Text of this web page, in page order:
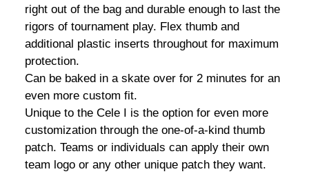
right out of the bag and durable enough to last the
rigors of tournament play. Flex thumb and
additional plastic inserts throughout for maximum
protection.
Can be baked in a skate over for 2 minutes for an
even more custom fit.
Unique to the Cele I is the option for even more
customization through the one-of-a-kind thumb
patch. Teams or individuals can apply their own
team logo or any other unique patch they want.